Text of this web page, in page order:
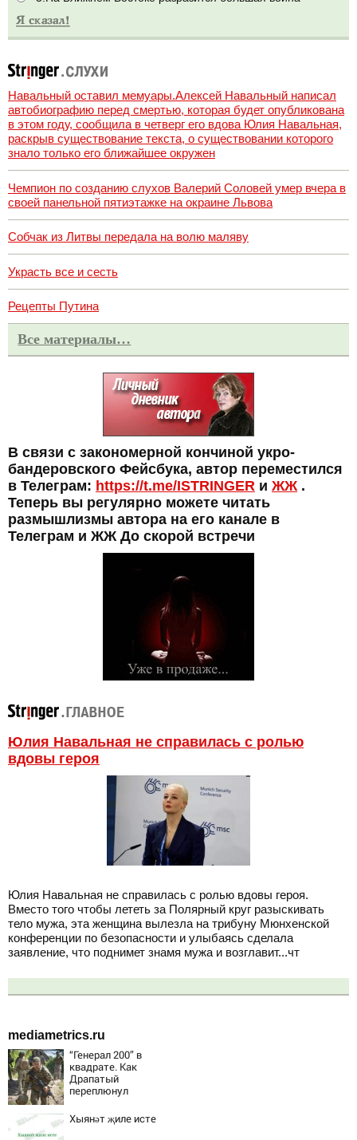
Навальный оставил мемуары.Алексей Навальный написал
автобиографию перед смертью, которая будет опубликована
в этом году, сообщила в четверг его вдова Юлия Навальная,
раскрыв существование текста, о существовании которого
знало только его ближайшее окружен
Чемпион по созданию слухов Валерий Соловей умер вчера в
своей панельной пятиэтажке на окраине Львова
Собчак из Литвы передала на волю маляву
Украсть все и сесть
Рецепты Путина
Все материалы…
В связи с закономерной кончиной укро-
бандеровского Фейсбука, автор переместился
в Телеграм: https://t.me/ISTRINGER и ЖЖ.
Теперь вы регулярно можете читать
размышлизмы автора на его канале в
Телеграм и ЖЖ До скорой встречи
Юлия Навальная не справилась с ролью
вдовы героя
Юлия Навальная не справилась с ролью вдовы героя.
Вместо того чтобы лететь за Полярный круг разыскивать
тело мужа, эта женщина вылезла на трибуну Мюнхенской
конференции по безопасности и улыбаясь сделала
заявление, что поднимет знамя мужа и возглавит...чт
mediametrics.ru
“Генерал 200” в
квадрате. Как
Драпатый
переплюнул
Хыянәт җиле исте